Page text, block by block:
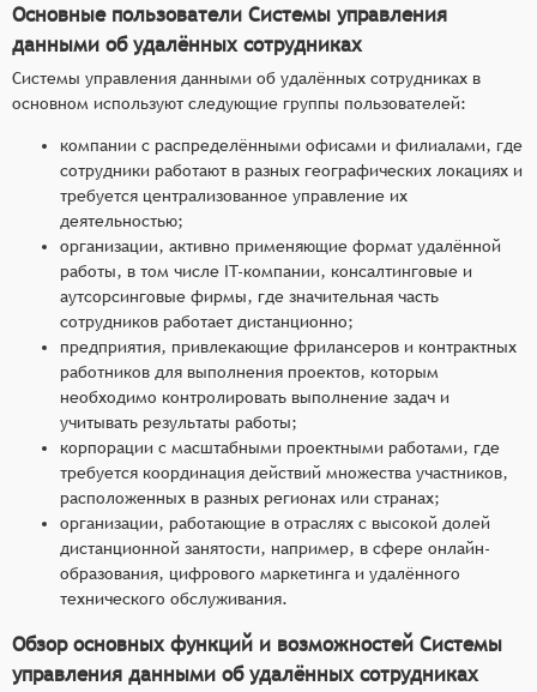
Основные пользователи Системы управления
данными об удалённых сотрудниках
Системы управления данными об удалённых сотрудниках в
основном используют следующие группы пользователей:
компании с распределёнными офисами и филиалами, где
сотрудники работают в разных географических локациях и
требуется централизованное управление их
деятельностью;
организации, активно применяющие формат удалённой
работы, в том числе IT-компании, консалтинговые и
аутсорсинговые фирмы, где значительная часть
сотрудников работает дистанционно;
предприятия, привлекающие фрилансеров и контрактных
работников для выполнения проектов, которым
необходимо контролировать выполнение задач и
учитывать результаты работы;
корпорации с масштабными проектными работами, где
требуется координация действий множества участников,
расположенных в разных регионах или странах;
организации, работающие в отраслях с высокой долей
дистанционной занятости, например, в сфере онлайн-
образования, цифрового маркетинга и удалённого
технического обслуживания.
Обзор основных функций и возможностей Системы
управления данными об удалённых сотрудниках